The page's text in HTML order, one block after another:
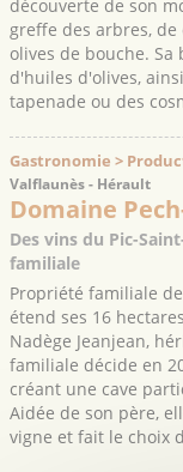
découverte de son
greffe des arbres,
olives de bouche.
d'huiles d'olives,
tapenade ou des
Gastronomie >
Valflaunès - Hérault
Domaine
Des vins du Pic-
familiale
Propriété familiale
étend ses 16
Nadège Jeanjean,
familiale décide en
créant une cave
Aidée de son père,
vigne et fait le choix